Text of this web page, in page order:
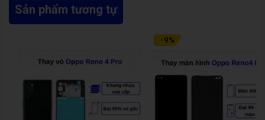
Sản phẩm tương tự
- 9%